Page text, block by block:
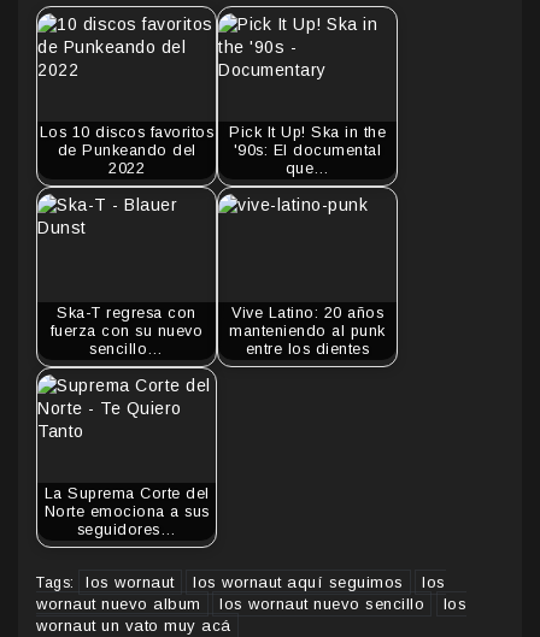
Los 10 discos favoritos
de Punkeando del
2022
Pick It Up! Ska in the
'90s: El documental
que…
Ska-T regresa con
fuerza con su nuevo
sencillo…
Vive Latino: 20 años
manteniendo al punk
entre los dientes
La Suprema Corte del
Norte emociona a sus
seguidores…
Tags: los wornaut los wornaut aquí seguimos
los
wornaut nuevo album
los wornaut nuevo sencillo
los
wornaut un vato muy acá